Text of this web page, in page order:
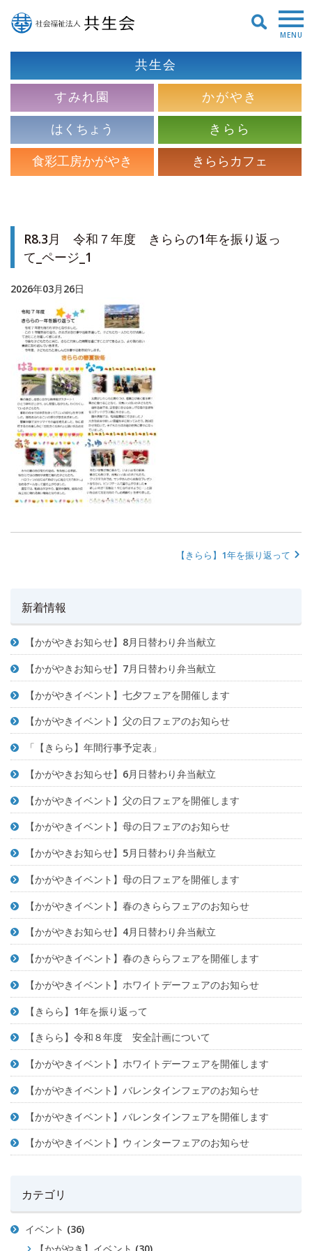
MENU
共生会
すみれ園
かがやき
はくちょう
きらら
食彩工房かがやき
きららカフェ
R8.3月 令和７年度 きららの1年を振り返っ
て_ページ_1
2026年03月26日
【きらら】1年を振り返って
新着情報
【かがやきお知らせ】8月日替わり弁当献立
【かがやきお知らせ】7月日替わり弁当献立
【かがやきイベント】七夕フェアを開催します
【かがやきイベント】父の日フェアのお知らせ
「【きらら】年間行事予定表」
【かがやきお知らせ】6月日替わり弁当献立
【かがやきイベント】父の日フェアを開催します
【かがやきイベント】母の日フェアのお知らせ
【かがやきお知らせ】5月日替わり弁当献立
【かがやきイベント】母の日フェアを開催します
【かがやきイベント】春のきららフェアのお知らせ
【かがやきお知らせ】4月日替わり弁当献立
【かがやきイベント】春のきららフェアを開催します
【かがやきイベント】ホワイトデーフェアのお知らせ
【きらら】1年を振り返って
【きらら】令和８年度 安全計画について
【かがやきイベント】ホワイトデーフェアを開催します
【かがやきイベント】バレンタインフェアのお知らせ
【かがやきイベント】バレンタインフェアを開催します
【かがやきイベント】ウィンターフェアのお知らせ
カテゴリ
イベント (36)